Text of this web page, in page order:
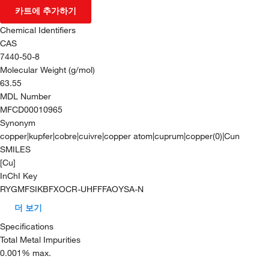
카트에 추가하기
Chemical Identifiers
CAS
7440-50-8
Molecular Weight (g/mol)
63.55
MDL Number
MFCD00010965
Synonym
copper|kupfer|cobre|cuivre|copper atom|cuprum|copper(0)|Cun
SMILES
[Cu]
InChI Key
RYGMFSIKBFXOCR-UHFFFAOYSA-N
더 보기
Specifications
Total Metal Impurities
0.001% max.